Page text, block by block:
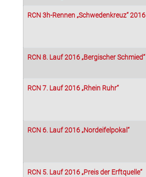
RCN 3h-Rennen „Schwedenkreuz“ 2016
RCN 8. Lauf 2016 „Bergischer Schmied“
RCN 7. Lauf 2016 „Rhein Ruhr“
RCN 6. Lauf 2016 „Nordeifelpokal“
RCN 5. Lauf 2016 „Preis der Erftquelle“